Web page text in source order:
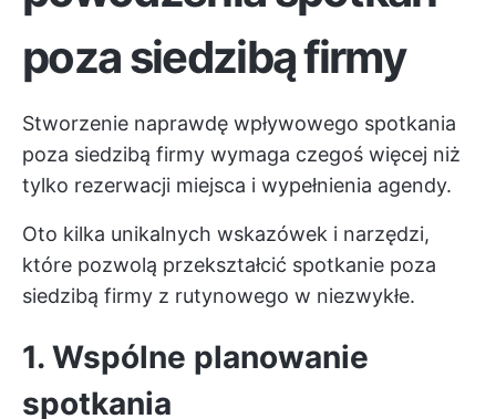
poza siedzibą firmy
Stworzenie naprawdę wpływowego spotkania
poza siedzibą firmy wymaga czegoś więcej niż
tylko rezerwacji miejsca i wypełnienia agendy.
Oto kilka unikalnych wskazówek i narzędzi,
które pozwolą przekształcić spotkanie poza
siedzibą firmy z rutynowego w niezwykłe.
1. Wspólne planowanie
spotkania